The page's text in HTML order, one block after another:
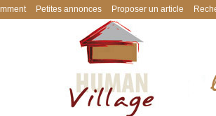
Petites annonces Proposer un article